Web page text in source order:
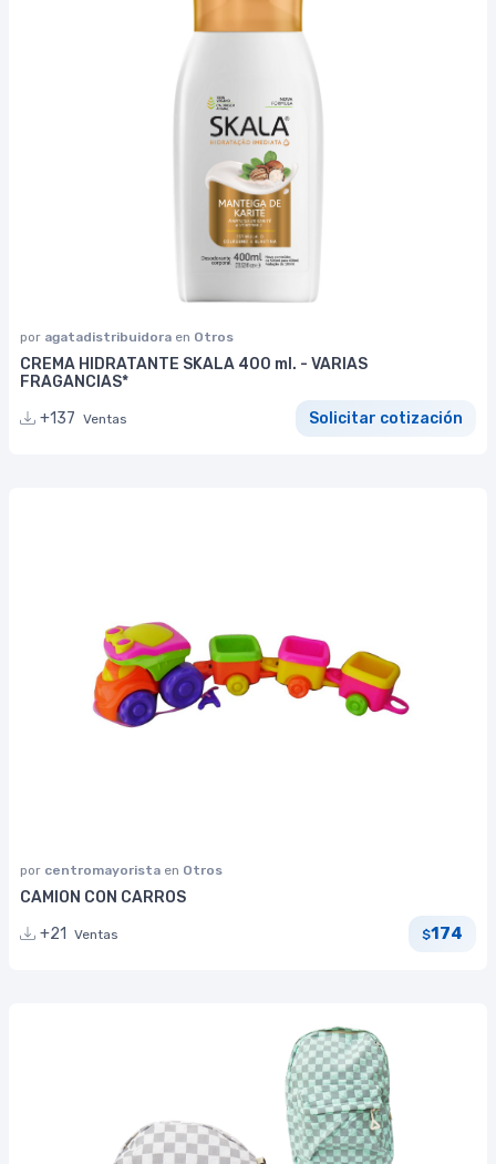
por agatadistribuidora en Otros
CREMA HIDRATANTE SKALA 400 ml. - VARIAS
FRAGANCIAS*
+137 Ventas Solicitar cotización
por centromayorista en Otros
CAMION CON CARROS
+21
Ventas $174